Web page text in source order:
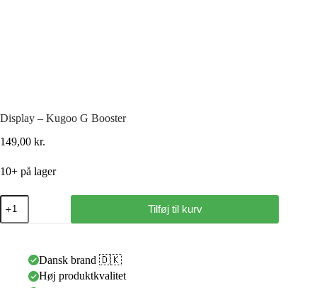
Display – Kugoo G Booster
149,00 kr.
10+ på lager
Tilføj til kurv
Dansk brand 🇩🇰
Høj produktkvalitet